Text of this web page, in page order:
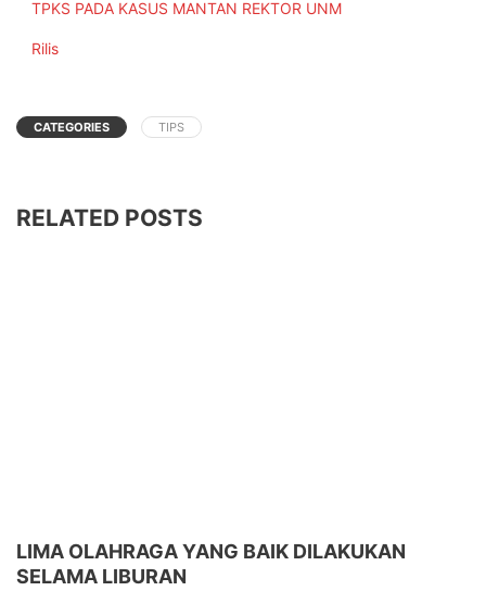
TPKS PADA KASUS MANTAN REKTOR UNM
In relation to
Rilis
CATEGORIES TIPS
RELATED POSTS
LIMA OLAHRAGA YANG BAIK DILAKUKAN
SELAMA LIBURAN